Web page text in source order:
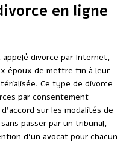
en ligne
appelé divorce par Internet,
époux de mettre fin à leur
Ce type de divorce
par consentement
sur les modalités de
passer par un tribunal,
d’un avocat pour chacun